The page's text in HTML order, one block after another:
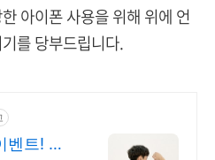
아이폰 사용을 위해 위에 언
를 당부드립니다.
벤트! 대